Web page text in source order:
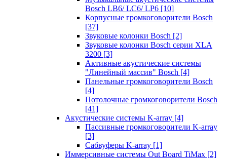
Bosch LB6/ LC6/ LP6 [10]
Корпусные громкоговорители Bosch
[37]
Звуковые колонки Bosch [2]
Звуковые колонки Bosch серии XLA
3200 [3]
Активные акустические системы
"Линейный массив" Bosch [4]
Панельные громкоговорители Bosch
[4]
Потолочные громкоговорители Bosch
[41]
Акустические системы K-array [4]
Пассивные громкоговорители K-array
[3]
Сабвуферы K-array [1]
Иммерсивные системы Out Board TiMax [2]